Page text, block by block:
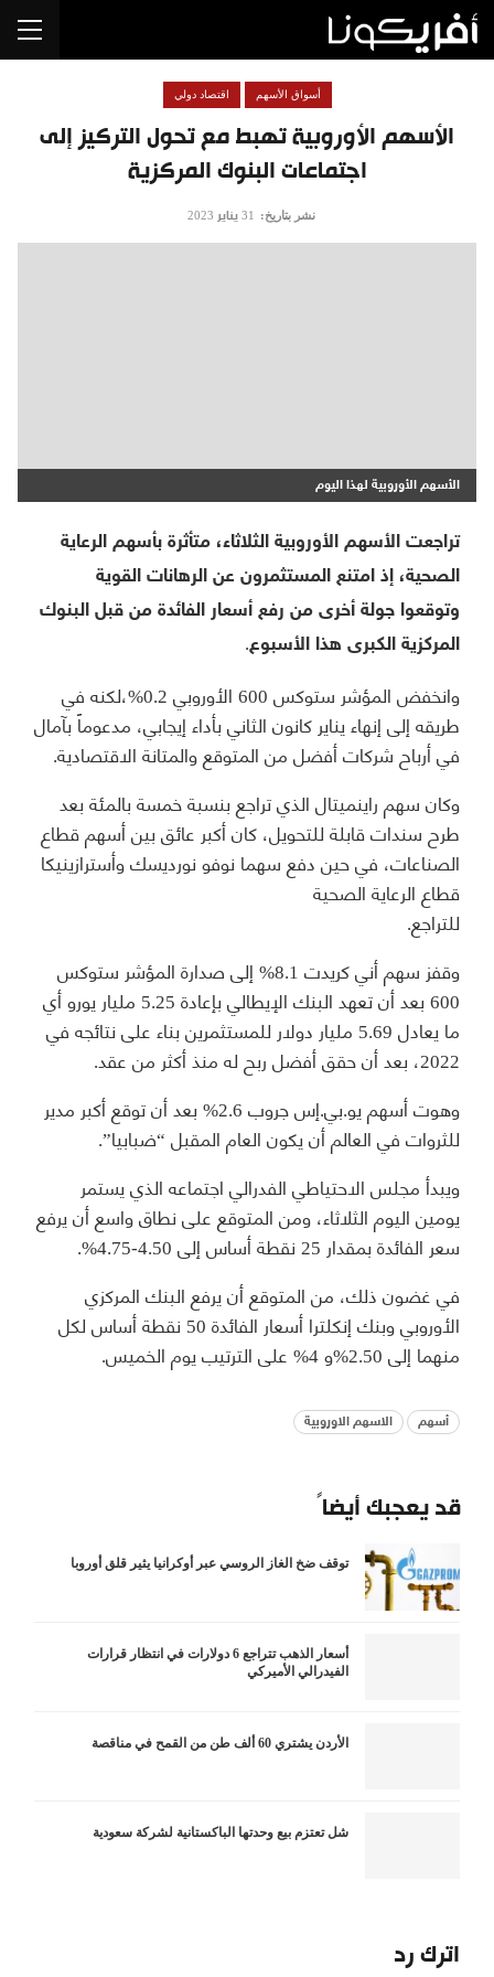
الأسهم الأوروبية تهبط مع تحول التركيز إلى
اجتماعات البنوك المركزية
أسواق الأسهم اقتصاد دولي
نشر بتاريخ: 31 يناير 2023
الأسهم الأوروبية لهذا اليوم
تراجعت الأسهم الأوروبية الثلاثاء، متأثرة بأسهم الرعاية
الصحية، إذ امتنع المستثمرون عن الرهانات القوية
وتوقعوا جولة أخرى من رفع أسعار الفائدة من قبل البنوك
المركزية الكبرى هذا الأسبوع.
وانخفض المؤشر ستوكس 600 الأوروبي 0.2%،لكنه في
طريقه إلى إنهاء يناير كانون الثاني بأداء إيجابي، مدعوماً بآمال
في أرباح شركات أفضل من المتوقع والمتانة الاقتصادية.
وكان سهم راينميتال الذي تراجع بنسبة خمسة بالمئة بعد
طرح سندات قابلة للتحويل، كان أكبر عائق بين أسهم قطاع
الصناعات، في حين دفع سهما نوفو نورديسك وأسترازينيكا
قطاع الرعاية الصحية
للتراجع.
وقفز سهم أني كريدت 8.1% إلى صدارة المؤشر ستوكس
600 بعد أن تعهد البنك الإيطالي بإعادة 5.25 مليار يورو أي
ما يعادل 5.69 مليار دولار للمستثمرين بناء على نتائجه في
2022، بعد أن حقق أفضل ربح له منذ أكثر من عقد.
وهوت أسهم يو.بي.إس جروب 2.6% بعد أن توقع أكبر مدير
للثروات في العالم أن يكون العام المقبل “ضبابيا”.
ويبدأ مجلس الاحتياطي الفدرالي اجتماعه الذي يستمر
يومين اليوم الثلاثاء، ومن المتوقع على نطاق واسع أن يرفع
سعر الفائدة بمقدار 25 نقطة أساس إلى 4.50-4.75%.
في غضون ذلك، من المتوقع أن يرفع البنك المركزي
الأوروبي وبنك إنكلترا أسعار الفائدة 50 نقطة أساس لكل
منهما إلى 2.50%و 4% على الترتيب يوم الخميس.
أسهم الاسهم الاوروبية
قد يعجبك أيضاً
توقف ضخ الغاز الروسي عبر أوكرانيا يثير قلق أوروبا
أسعار الذهب تتراجع 6 دولارات في انتظار قرارات
الفيدرالي الأميركي
الأردن يشتري 60 ألف طن من القمح في مناقصة
شل تعتزم بيع وحدتها الباكستانية لشركة سعودية
اترك رد